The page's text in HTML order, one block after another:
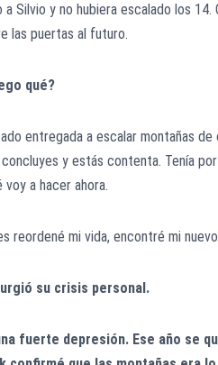
a Silvio y no hubiera escalado los
las puertas al futuro.
qué?
entregada a escalar montañas
y estás contenta. Tenía
a hacer ahora.
reordené mi vida, encontré mi
su crisis personal.
fuerte depresión. Ese año se